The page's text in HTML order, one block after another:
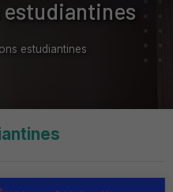
estudiantines